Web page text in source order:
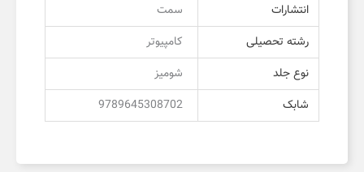
انتشارات
سمت
رشته تحصیلی
کامپیوتر
نوع جلد
شومیز
شابک
9789645308702